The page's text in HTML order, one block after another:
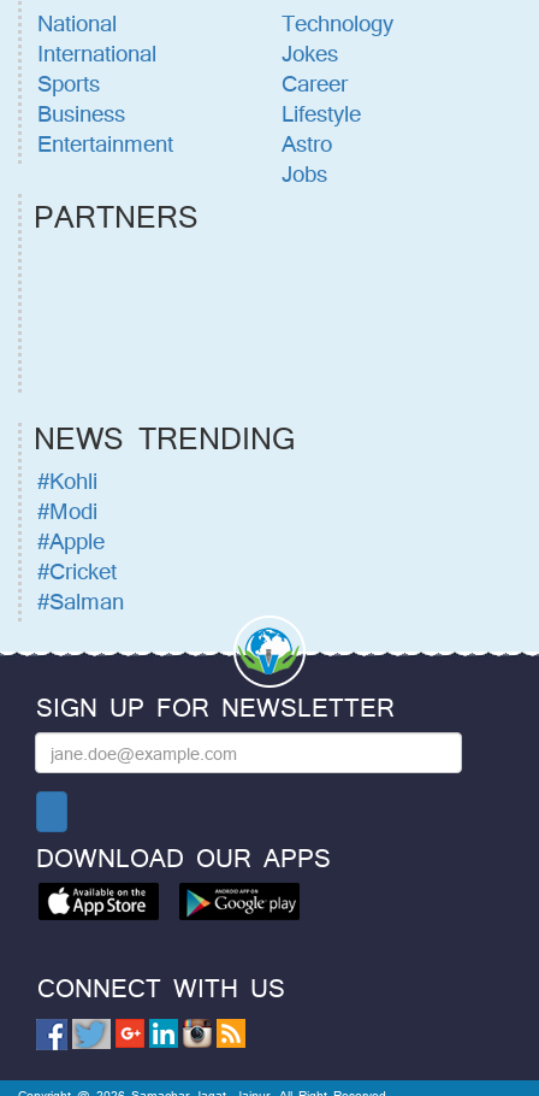
National
International
Sports
Business
Entertainment
Technology
Jokes
Career
Lifestyle
Astro
Jobs
PARTNERS
NEWS TRENDING
#Kohli
#Modi
#Apple
#Cricket
#Salman
SIGN UP FOR NEWSLETTER
DOWNLOAD OUR APPS
CONNECT WITH US